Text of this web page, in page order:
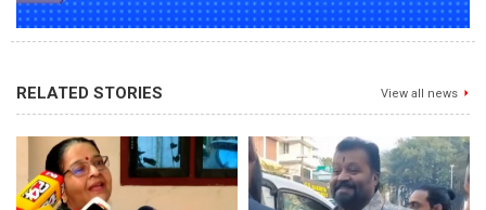
RELATED STORIES View all news